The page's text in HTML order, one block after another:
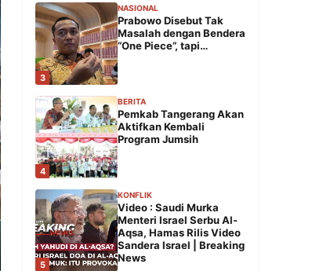
3
NASIONAL
Prabowo Disebut Tak
Masalah dengan Bendera
“One Piece”, tapi…
4
BERITA
Pemkab Tangerang Akan
Aktifkan Kembali
Program Jumsih
5
KONFLIK
Video : Saudi Murka
Menteri Israel Serbu Al-
Aqsa, Hamas Rilis Video
Sandera Israel | Breaking
News